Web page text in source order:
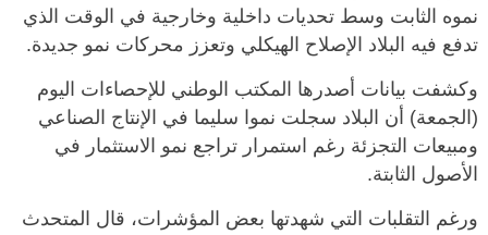
نموه الثابت وسط تحديات داخلية وخارجية في الوقت الذي
تدفع فيه البلاد الإصلاح الهيكلي وتعزز محركات نمو جديدة.
وكشفت بيانات أصدرها المكتب الوطني للإحصاءات اليوم
(الجمعة) أن البلاد سجلت نموا سليما في الإنتاج الصناعي
ومبيعات التجزئة رغم استمرار تراجع نمو الاستثمار في
الأصول الثابتة.
ورغم التقلبات التي شهدتها بعض المؤشرات، قال المتحدث